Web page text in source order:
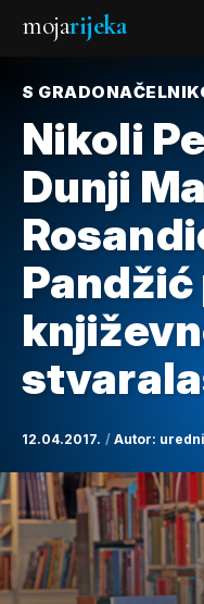
mojarijeka
S
Nikoli
Dunji
12.04.2017. Autor: